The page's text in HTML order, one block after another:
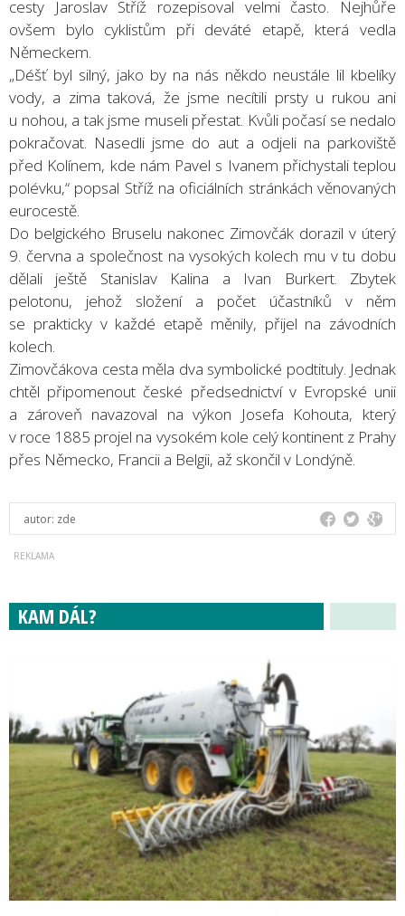
cesty Jaroslav Stříž rozepisoval velmi často. Nejhůře
ovšem bylo cyklistům při deváté etapě, která vedla
Německem.
„Déšť byl silný, jako by na nás někdo neustále lil kbelíky
vody, a zima taková, že jsme necítili prsty u rukou ani
u nohou, a tak jsme museli přestat. Kvůli počasí se nedalo
pokračovat. Nasedli jsme do aut a odjeli na parkoviště
před Kolínem, kde nám Pavel s Ivanem přichystali teplou
polévku,“ popsal Stříž na oficiálních stránkách věnovaných
eurocestě.
Do belgického Bruselu nakonec Zimovčák dorazil v úterý
9. června a společnost na vysokých kolech mu v tu dobu
dělali ještě Stanislav Kalina a Ivan Burkert. Zbytek
pelotonu, jehož složení a počet účastníků v něm
se prakticky v každé etapě měnily, přijel na závodních
kolech.
Zimovčákova cesta měla dva symbolické podtituly. Jednak
chtěl připomenout české předsednictví v Evropské unii
a zároveň navazoval na výkon Josefa Kohouta, který
v roce 1885 projel na vysokém kole celý kontinent z Prahy
přes Německo, Francii a Belgii, až skončil v Londýně.
autor: zde
KAM DÁL?